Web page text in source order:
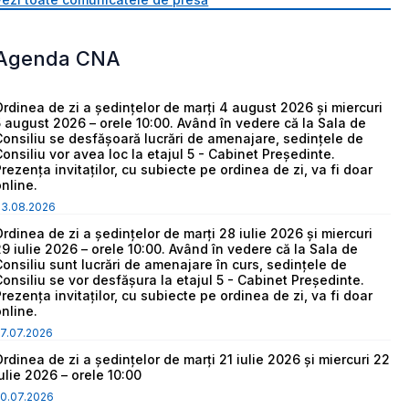
CNA
de zi a ședințelor de marți 4 august 2026 și miercuri
august 2026 – orele 10:00. Având în vedere că la Sala de
se desfășoară lucrări de amenajare, sedințele de
vor avea loc la etajul 5 - Cabinet Președinte.
invitaților, cu subiecte pe ordinea de zi, va fi doar
de zi a ședințelor de marți 28 iulie 2026 și miercuri
iulie 2026 – orele 10:00. Având în vedere că la Sala de
sunt lucrări de amenajare în curs, sedințele de
se vor desfășura la etajul 5 - Cabinet Președinte.
invitaților, cu subiecte pe ordinea de zi, va fi doar
de zi a ședințelor de marți 21 iulie 2026 și miercuri 22
2026 – orele 10:00